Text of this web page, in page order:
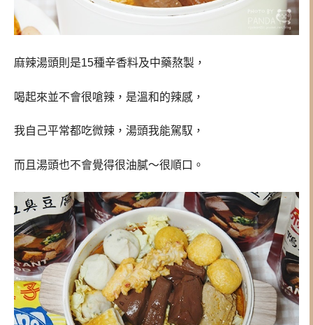
麻辣湯頭則是15種辛香料及中藥熬製，
喝起來並不會很嗆辣，是溫和的辣感，
我自己平常都吃微辣，湯頭我能駕馭，
而且湯頭也不會覺得很油膩～很順口。